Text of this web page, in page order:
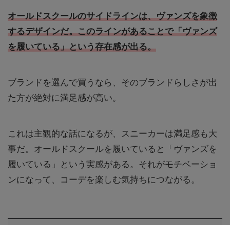
オールドスクールのサイドラインは、ヴァンズを象徴
するデザインだ。このラインがあることで「ヴァンズ
を履いている」という存在感が出る。
ブランドを選んで買うなら、そのブランドらしさが出
た方が絶対に満足感が高い。
これは主観的な話になるが、スニーカーは満足感も大
事だ。オールドスクールを履いていると「ヴァンズを
履いている」という実感がある。それがモチベーショ
ンになって、コーデを楽しむ気持ちにつながる。